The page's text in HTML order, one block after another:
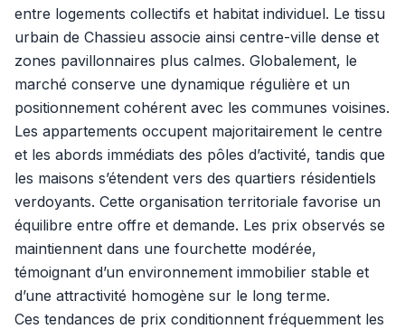
entre logements collectifs et habitat individuel. Le tissu
urbain de Chassieu associe ainsi centre-ville dense et
zones pavillonnaires plus calmes. Globalement, le
marché conserve une dynamique régulière et un
positionnement cohérent avec les communes voisines.
Les appartements occupent majoritairement le centre
et les abords immédiats des pôles d’activité, tandis que
les maisons s’étendent vers des quartiers résidentiels
verdoyants. Cette organisation territoriale favorise un
équilibre entre offre et demande. Les prix observés se
maintiennent dans une fourchette modérée,
témoignant d’un environnement immobilier stable et
d’une attractivité homogène sur le long terme.
Ces tendances de prix conditionnent fréquemment les